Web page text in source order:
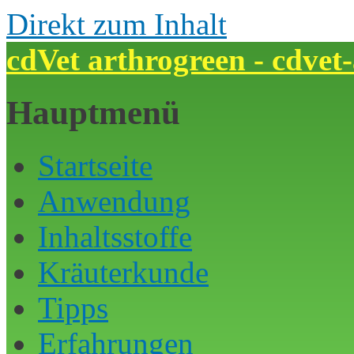
Direkt zum Inhalt
cdVet arthrogreen -
Hauptmenü
Startseite
Anwendung
Inhaltsstoffe
Kräuterkunde
Tipps
Erfahrungen